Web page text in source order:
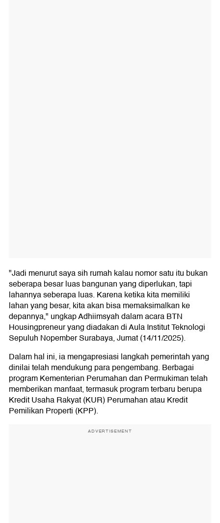
"Jadi menurut saya sih rumah kalau nomor satu itu bukan
seberapa besar luas bangunan yang diperlukan, tapi
lahannya seberapa luas. Karena ketika kita memiliki
lahan yang besar, kita akan bisa memaksimalkan ke
depannya," ungkap Adhiimsyah dalam acara BTN
Housingpreneur yang diadakan di Aula Institut Teknologi
Sepuluh Nopember Surabaya, Jumat (14/11/2025).
Dalam hal ini, ia mengapresiasi langkah pemerintah yang
dinilai telah mendukung para pengembang. Berbagai
program Kementerian Perumahan dan Permukiman telah
memberikan manfaat, termasuk program terbaru berupa
Kredit Usaha Rakyat (KUR) Perumahan atau Kredit
Pemilikan Properti (KPP).
ADVERTISEMENT